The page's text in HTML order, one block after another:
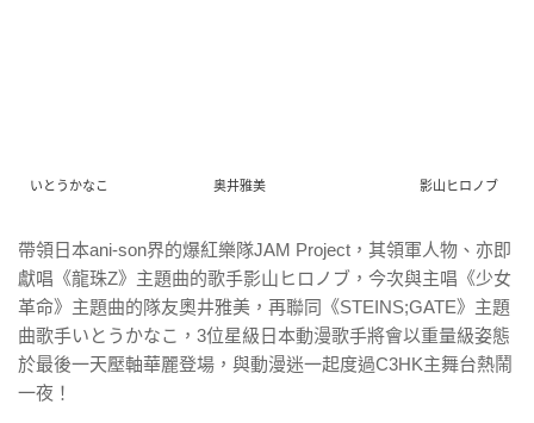
いとうかなこ 奥井雅美 影山ヒロノブ
帶領日本ani-son界的爆紅樂隊JAM Project，其領軍人物、亦即
獻唱《龍珠Z》主題曲的歌手影山ヒロノブ，今次與主唱《少女
革命》主題曲的隊友奧井雅美，再聯同《STEINS;GATE》主題
曲歌手いとうかなこ，3位星級 日本動漫歌手將會以重量級姿態
於最後一天壓軸華麗登場，與動漫迷一起度過C3HK主舞台熱鬧
一夜！